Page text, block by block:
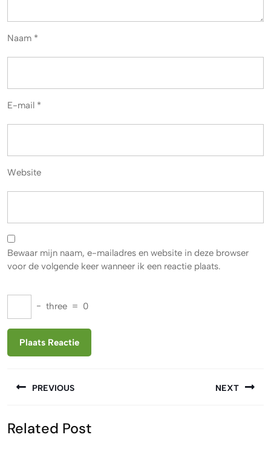
Naam *
E-mail *
Website
Bewaar mijn naam, e-mailadres en website in deze browser
voor de volgende keer wanneer ik een reactie plaats.
− three = 0
PREVIOUS
bericht:
NEXT
Related Post